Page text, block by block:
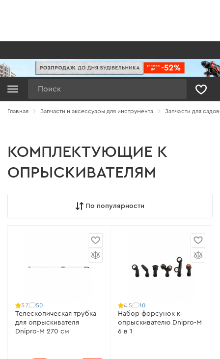
Главная Запчасти и аксессуары для инструмента Запчасти для
КОМПЛЕКТУЮЩИЕ К
ОПРЫСКИВАТЕЛЯМ
По популярности
3.7 50
Телескопическая трубка
для опрыскивателя
Dnipro-M 270 см
4.5 10
Набор форсунок к
опрыскивателю Dnipro-M
6 в 1